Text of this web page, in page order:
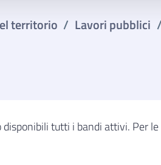
territorio / Lavori pubblici /
tutti i bandi attivi. Per